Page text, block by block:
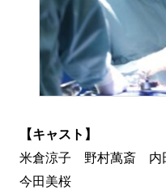
【キャスト】
米倉涼子 野村萬斎
今田美桜